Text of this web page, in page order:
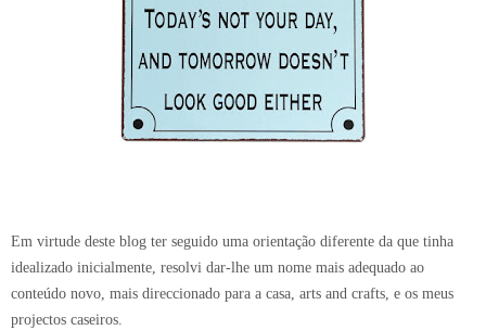
Em virtude deste blog ter seguido uma orientação diferente da que tinha
idealizado inicialmente, resolvi dar-lhe um nome mais adequado ao
conteúdo novo, mais direccionado para a casa, arts and crafts, e os meus
projectos caseiros.